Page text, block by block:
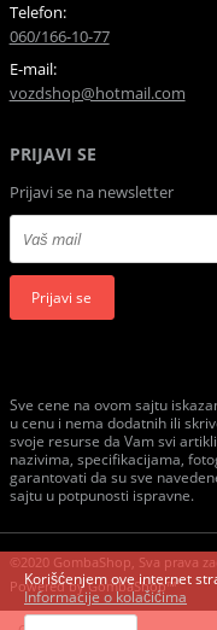
Telefon:
060/166-10-77
E-mail:
vozdshop@hotmail.com
PRIJAVI SE
Prijavi se na newsletter
Prijavi se
Sve cene na ovom sajtu
u cenu i nema dodatnih ili
svoje resurse da Vam svi
nazivima, specifikacijama,
garantovati da su sve
sajtu u potpunosti ispravne.
©2020 GombaShop, Sva prava
Powered byGombaShop™
Korišćenjem ove internet
Informacije o kolačićima